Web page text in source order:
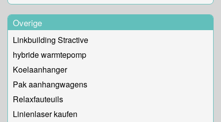
Overige
Linkbuilding Stractive
hybride warmtepomp
Koelaanhanger
Pak aanhangwagens
Relaxfauteuils
Linienlaser kaufen